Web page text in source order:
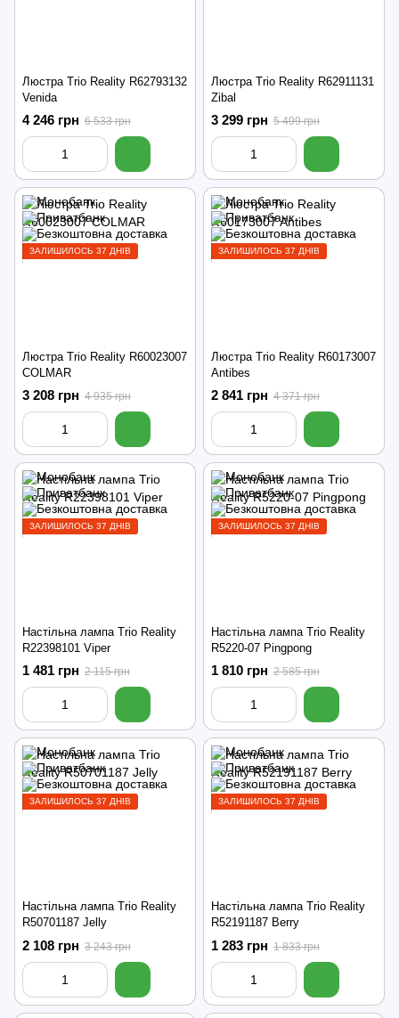
Люстра Trio Reality R62793132
Venida
4 246 грн 6 533 грн
Люстра Trio Reality R62911131
Zibal
3 299 грн 5 499 грн
ЗАЛИШИЛОСЬ 37 ДНІВ
Люстра Trio Reality R60023007
COLMAR
3 208 грн 4 935 грн
ЗАЛИШИЛОСЬ 37 ДНІВ
Люстра Trio Reality R60173007
Antibes
2 841 грн 4 371 грн
ЗАЛИШИЛОСЬ 37 ДНІВ
Настільна лампа Trio Reality
R22398101 Viper
1 481 грн 2 115 грн
ЗАЛИШИЛОСЬ 37 ДНІВ
Настільна лампа Trio Reality
R5220-07 Pingpong
1 810 грн 2 585 грн
ЗАЛИШИЛОСЬ 37 ДНІВ
Настільна лампа Trio Reality
R50701187 Jelly
2 108 грн 3 243 грн
ЗАЛИШИЛОСЬ 37 ДНІВ
Настільна лампа Trio Reality
R52191187 Berry
1 283 грн 1 833 грн